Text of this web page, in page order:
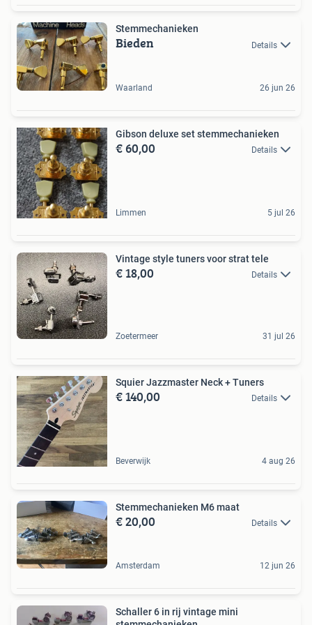
Stemmechanieken
Bieden Details
Waarland 26 jun 26
Gibson deluxe set stemmechanieken
€ 60,00 Details
Limmen 5 jul 26
Vintage style tuners voor strat tele
€ 18,00 Details
Zoetermeer 31 jul 26
Squier Jazzmaster Neck + Tuners
€ 140,00 Details
Beverwijk 4 aug 26
Stemmechanieken M6 maat
€ 20,00 Details
Amsterdam 12 jun 26
Schaller 6 in rij vintage mini